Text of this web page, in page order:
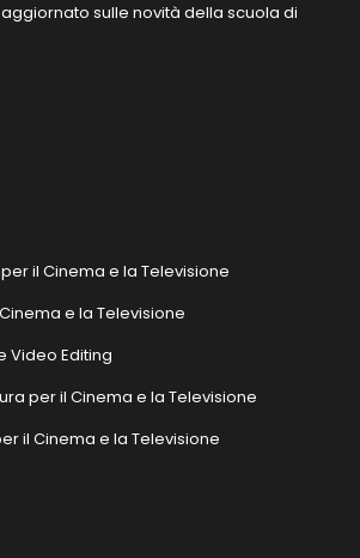
sulle novità della scuola di
il Cinema e la Televisione
e la Televisione
Video Editing
per il Cinema e la Televisione
il Cinema e la Televisione